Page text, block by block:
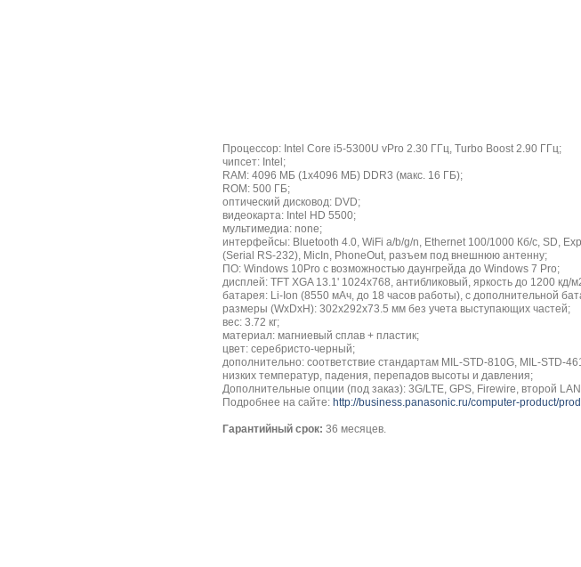
Процессор: Intel Core i5-5300U vPro 2.30 ГГц, Turbo Boost 2.90 ГГц;
чипсет: Intel;
RAM: 4096 MБ (1x4096 МБ) DDR3 (макс. 16 ГБ);
ROM: 500 ГБ;
оптический дисковод: DVD;
видеокарта: Intel HD 5500;
мультимедиа: none;
интерфейсы: Bluetooth 4.0, WiFi a/b/g/n, Ethernet 100/1000 Кб/с, SD,
(Serial RS-232), MicIn, PhoneOut, разъем под внешнюю антенну;
ПО: Windows 10Pro c возможностью даунгрейда до Windows 7 Pro;
дисплей: TFT XGA 13.1' 1024x768, антибликовый, яркость до 1200 кд/
батарея: Li-Ion (8550 мАч, до 18 часов работы), с дополнительной
размеры (WxDxH): 302x292x73.5 мм без учета выступающих частей;
вес: 3.72 кг;
материал: магниевый сплав + пластик;
цвет: серебристо-черный;
дополнительно: соответствие стандартам MIL-STD-810G, MIL-STD-
низких температур, падения, перепадов высоты и давления;
Дополнительные опции (под заказ): 3G/LTE, GPS, Firewire, второй
Подробнее на сайте: http://business.panasonic.ru/computer-product/
Гарантийный срок: 36 месяцев.